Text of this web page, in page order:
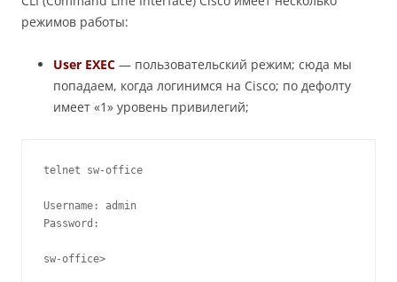
режимов работы:
User EXEC — пользовательский режим; сюда мы
попадаем, когда логинимся на Cisco; по дефолту
имеет «1» уровень привилегий;
telnet sw-office
Username: admin
Password:
sw-office>